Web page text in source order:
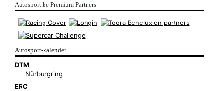
Autosport.be Premium Partners
Autosport-kalender
DTM
Nürburgring
ERC